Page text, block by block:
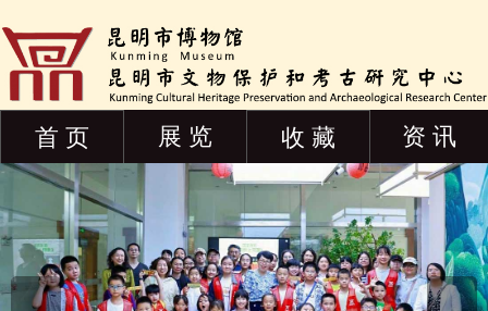
首 页 展 览 收 藏 资 讯